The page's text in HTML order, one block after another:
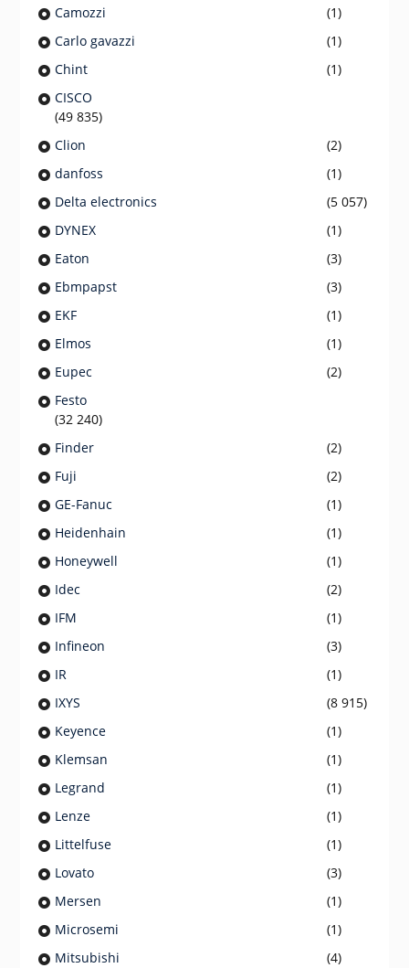
Camozzi
(1)
Carlo gavazzi
(1)
Chint
(1)
CISCO
(49 835)
Clion
(2)
danfoss
(1)
Delta electronics
(5 057)
DYNEX
(1)
Eaton
(3)
Ebmpapst
(3)
EKF
(1)
Elmos
(1)
Eupec
(2)
Festo
(32 240)
Finder
(2)
Fuji
(2)
GE-Fanuc
(1)
Heidenhain
(1)
Honeywell
(1)
Idec
(2)
IFM
(1)
Infineon
(3)
IR
(1)
IXYS
(8 915)
Keyence
(1)
Klemsan
(1)
Legrand
(1)
Lenze
(1)
Littelfuse
(1)
Lovato
(3)
Mersen
(1)
Microsemi
(1)
Mitsubishi
(4)